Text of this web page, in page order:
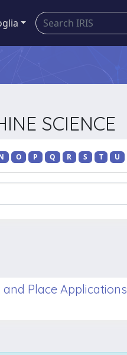
SCIENCE
O P Q R S T U
Place Applications